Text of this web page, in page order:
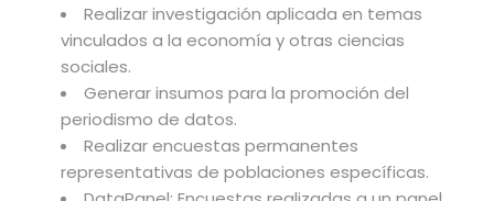
Realizar investigación aplicada en temas
vinculados a la economía y otras ciencias
sociales.
Generar insumos para la promoción del
periodismo de datos.
Realizar encuestas permanentes
representativas de poblaciones específicas.